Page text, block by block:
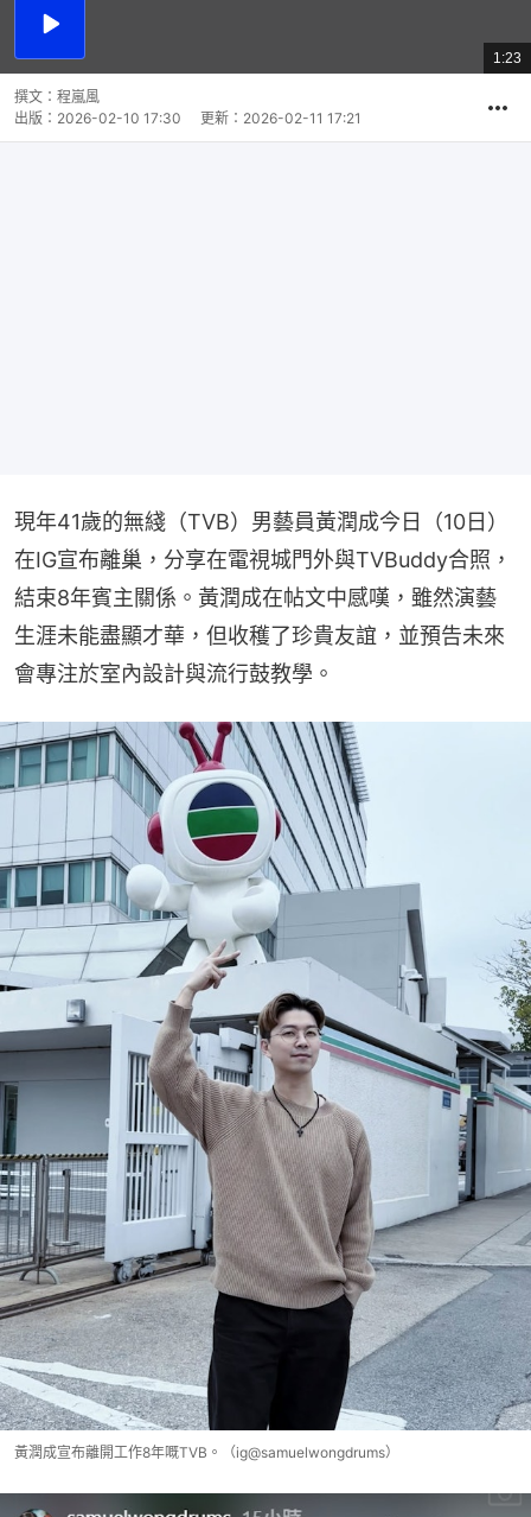
播
總
共
1:23
撰文： 程嵐風
出版： 2026-02-10 17:30 更新： 2026-02-11 17:21
現年41歲的無綫（TVB）男藝員黃潤成今日（10日）
在IG宣布離巢，分享在電視城門外與TVBuddy合照，
結束8年賓主關係。黃潤成在帖文中感嘆，雖然演藝
生涯未能盡顯才華，但收穫了珍貴友誼，並預告未來
會專注於室內設計與流行鼓教學。
黃潤成宣布離開工作8年嘅TVB。（ig@samuelwongdrums）